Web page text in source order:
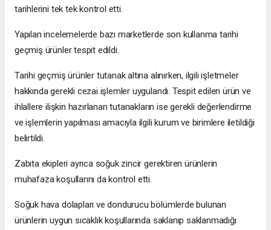
tarihlerini tek tek kontrol etti.
Yapılan incelemelerde bazı marketlerde son kullanma tarihi
geçmiş ürünler tespit edildi.
Tarihi geçmiş ürünler tutanak altına alınırken, ilgili işletmeler
hakkında gerekli cezai işlemler uygulandı. Tespit edilen ürün ve
ihlallere ilişkin hazırlanan tutanakların ise gerekli değerlendirme
ve işlemlerin yapılması amacıyla ilgili kurum ve birimlere iletildiği
belirtildi.
Zabıta ekipleri ayrıca soğuk zincir gerektiren ürünlerin
muhafaza koşullarını da kontrol etti.
Soğuk hava dolapları ve dondurucu bölümlerde bulunan
ürünlerin uygun sıcaklık koşullarında saklanıp saklanmadığı